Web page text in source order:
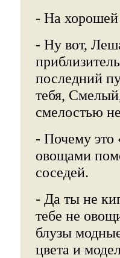
- На хорошей
- Ну вот,
последний
тебя,
смелостью
- Почему это
овощами
соседей.
- Да ты не
тебе не
блузы
цвета и